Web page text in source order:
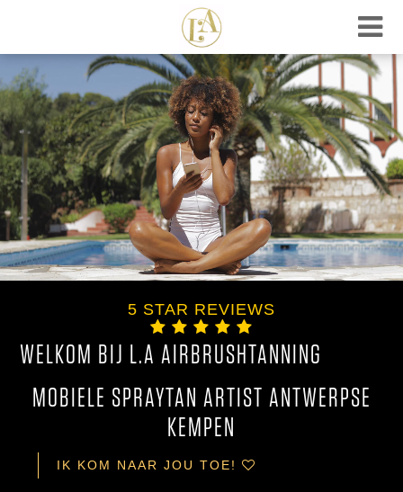
5 STAR REVIEWS
WELKOM BIJ L.A AIRBRUSHTANNING
MOBIELE SPRAYTAN ARTIST ANTWERPSE
KEMPEN
IK KOM NAAR JOU TOE!